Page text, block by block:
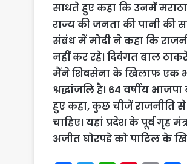
साधते हुए कहा कि उनमें
राज्य की जनता की पानी
संबंध में मोदी ने कहा कि
नहीं कर रहे। दिवंगत बाल
मैंने शिवसेना के खिलाफ एक
श्रद्धांजलि है। 64 वर्षीय
हुए कहा, कुछ चीजें राजनीति से
चाहिए। यहां प्रदेश के पूर्व गृह
अजीत घोरपडे को पाटिल के